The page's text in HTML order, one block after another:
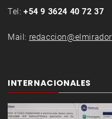
Tel: +54 9 3624 40 72 37
Mail:
INTERNACIONALES